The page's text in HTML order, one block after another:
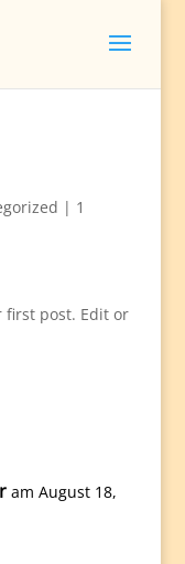
| 1
first post. Edit or
am August 18,